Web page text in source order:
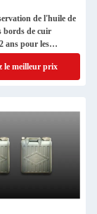
de l'huile de
bords de cuir
ans pour les
le meilleur prix